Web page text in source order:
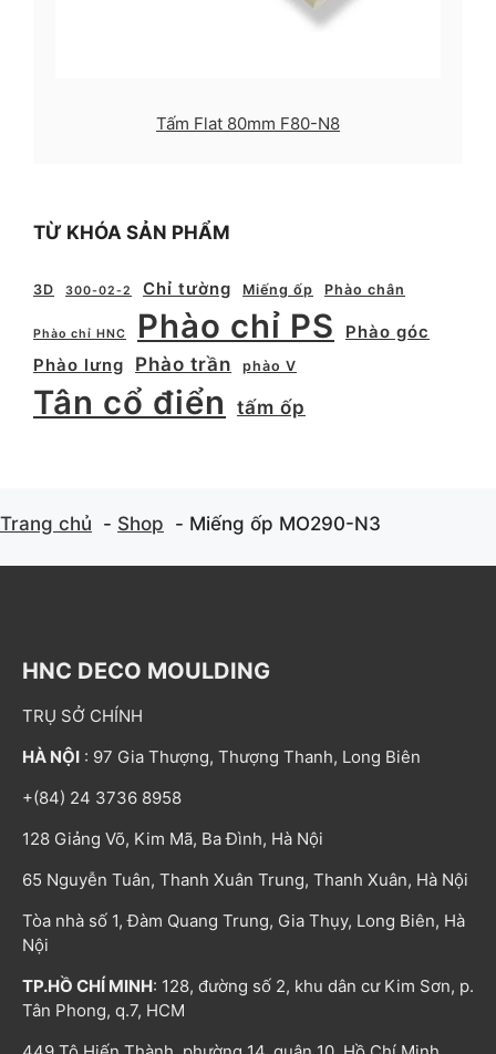
Tấm Flat 80mm F80-N8
TỪ KHÓA SẢN PHẨM
3D 300-02-2 Chỉ tường Miếng ốp Phào chân
Phào chỉ HNC Phào chỉ PS
Phào góc
Phào lưng
Phào trần phào V
Tân cổ điển tấm ốp
Trang chủ Shop Miếng ốp MO290-N3
HNC DECO MOULDING
TRỤ SỞ CHÍNH
HÀ NỘI : 97 Gia Thượng, Thượng Thanh, Long Biên
+(84) 24 3736 8958
128 Giảng Võ, Kim Mã, Ba Đình, Hà Nội
65 Nguyễn Tuân, Thanh Xuân Trung, Thanh Xuân, Hà Nội
Tòa nhà số 1, Đàm Quang Trung, Gia Thụy, Long Biên, Hà
Nội
TP.HỒ CHÍ MINH: 128, đường số 2, khu dân cư Kim Sơn, p.
Tân Phong, q.7, HCM